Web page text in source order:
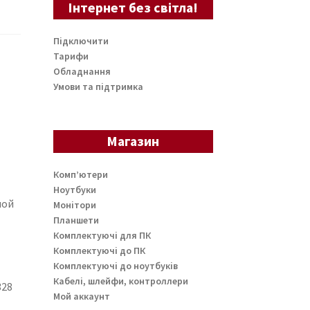
Інтернет без світла!
Підключити
Тарифи
Обладнання
Умови та підтримка
Магазин
Комп’ютери
Ноутбуки
Монітори
Планшети
Комплектуючі для ПК
Комплектуючі до ПК
Комплектуючі до ноутбуків
Кабелі, шлейфи, контроллери
Мой аккаунт